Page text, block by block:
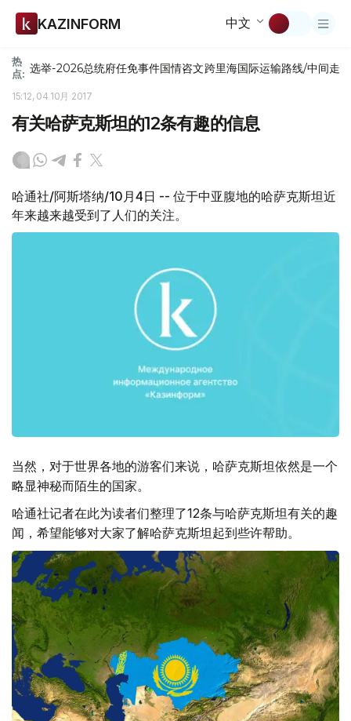
KAZINFORM 中文
热
点: 选举-2026总统府任免事件国情咨文跨里海国际运输路线/中间走廊
15:12, 04 10月 2017
有关哈萨克斯坦的12条有趣的信息
哈通社/阿斯塔纳/10月4日 -- 位于中亚腹地的哈萨克斯坦近
年来越来越受到了人们的关注。
当然，对于世界各地的游客们来说，哈萨克斯坦依然是一个
略显神秘而陌生的国家。
哈通社记者在此为读者们整理了12条与哈萨克斯坦有关的趣
闻，希望能够对大家了解哈萨克斯坦起到些许帮助。